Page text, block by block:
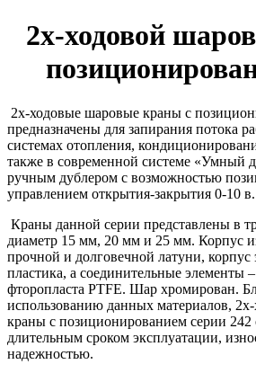
2x-ходовой
2x-ходовые шаровые краны с
предназначены для запирания потока
системах отопления,
также в современной системе «Умный
ручным дублером с возможностью
управлением открытия-закрытия 0-10 в.
Краны данной серии представлены в
диаметр 15 мм, 20 мм и 25 мм. Корпус
прочной и долговечной латуни, корпус
пластика, а соединительные элементы
фторопласта PTFE. Шар хромирован.
использованию данных материалов,
краны с позиционированием серии 242
длительным сроком эксплуатации,
надежностью.